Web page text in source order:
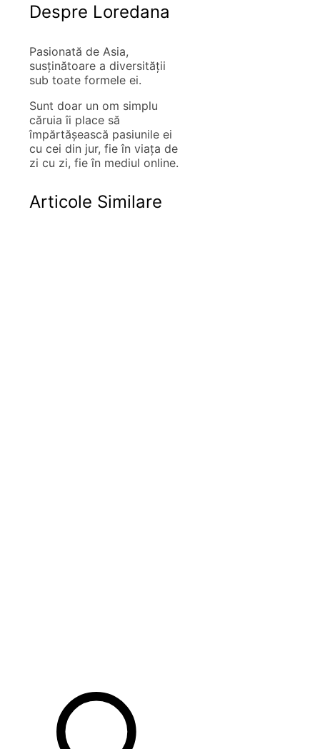
Despre Loredana
Pasionată de Asia,
susţinătoare a diversităţii
sub toate formele ei.
Sunt doar un om simplu
căruia îi place să
împărtăşească pasiunile ei
cu cei din jur, fie în viaţa de
zi cu zi, fie în mediul online.
Articole Similare